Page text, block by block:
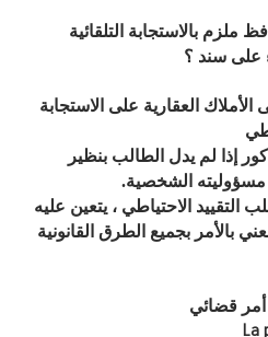
بالاستجابة التلقائية
على سند ؟
العقارية على الاستجابة
إذا لم يدل الطالب بنظير
مسؤوليته الشخصية.
الاحتياطي ، يتعين عليه
بالأمر بجميع الطرق القانونية